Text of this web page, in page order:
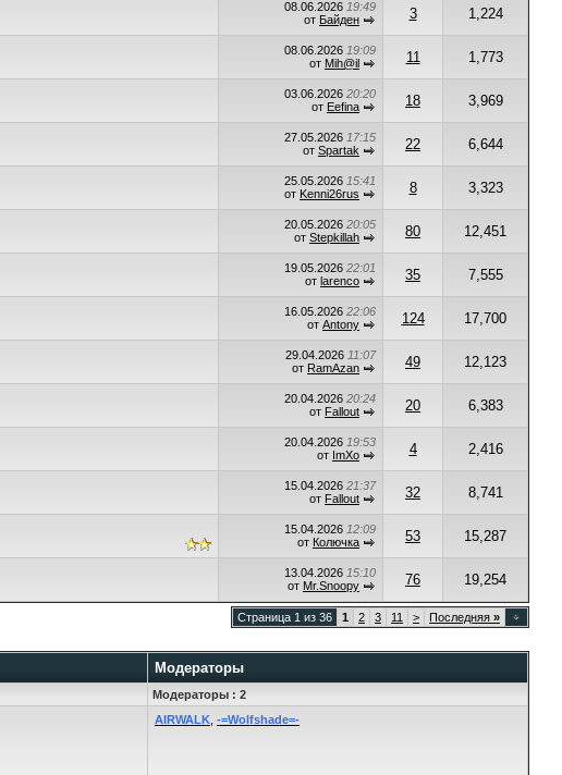
08.06.2026 19:49
от Байден 3 1,224
08.06.2026 19:09
от Mih@il 11 1,773
03.06.2026 20:20
от Eefina 18 3,969
27.05.2026 17:15
от Spartak 22 6,644
25.05.2026 15:41
от Kenni26rus 8 3,323
20.05.2026 20:05
от Stepkillah 80 12,451
19.05.2026 22:01
от larenco 35 7,555
16.05.2026 22:06
от Antony 124 17,700
29.04.2026 11:07
от RamAzan 49 12,123
20.04.2026 20:24
от Fallout 20 6,383
20.04.2026 19:53
от ImXo 4 2,416
15.04.2026 21:37
от Fallout 32 8,741
15.04.2026 12:09
от Колючка 53 15,287
13.04.2026 15:10
от Mr.Snoopy 76 19,254
Страница 1 из 36 1 2 3 11 > Последняя »
Модераторы
Модераторы : 2
AIRWALK -=Wolfshade=-